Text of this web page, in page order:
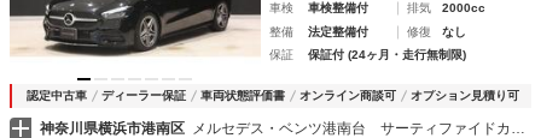
車検
車検整備付 排気
2000cc
整備
法定整備付 修復
なし
保証
保証付 (24ヶ月・走行無制限)
認定中古車 ディーラー保証 車両状態評価書 オンライン商談可 オプション見積り可
神奈川県横浜市港南区 メルセデス・ベンツ港南台 サーティファイドカーセンター（株）シュテルン世田谷